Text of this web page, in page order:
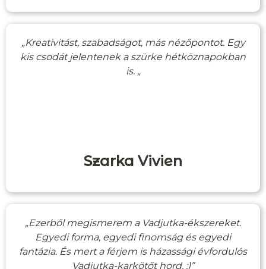
„Kreativitást, szabadságot, más nézőpontot. Egy
kis csodát jelentenek a szürke hétköznapokban
is. „
Szarka Vivien
„Ezerből megismerem a Vadjutka-ékszereket.
Egyedi forma, egyedi finomság és egyedi
fantázia. És mert a férjem is házassági évfordulós
Vadjutka-karkötőt hord. :)”